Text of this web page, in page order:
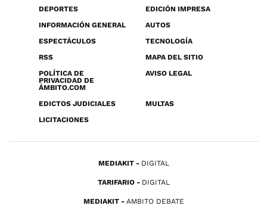
DEPORTES
EDICIÓN IMPRESA
INFORMACIÓN GENERAL
AUTOS
ESPECTÁCULOS
TECNOLOGÍA
RSS
MAPA DEL SITIO
POLÍTICA DE
PRIVACIDAD DE
ÁMBITO.COM
AVISO LEGAL
EDICTOS JUDICIALES
MULTAS
LICITACIONES
MEDIAKIT DIGITAL
TARIFARIO DIGITAL
MEDIAKIT AMBITO DEBATE